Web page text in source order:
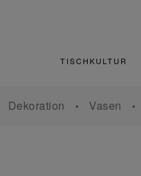
TISCHKULTUR
Dekoration Vasen